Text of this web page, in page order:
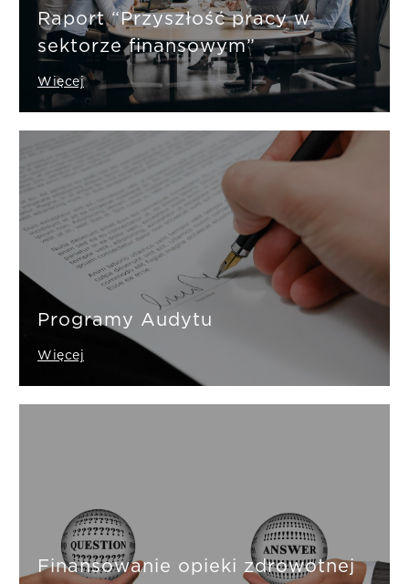
Raport “Przyszłość pracy w
sektorze finansowym”
Więcej
Programy Audytu
Więcej
Finansowanie opieki zdrowotnej